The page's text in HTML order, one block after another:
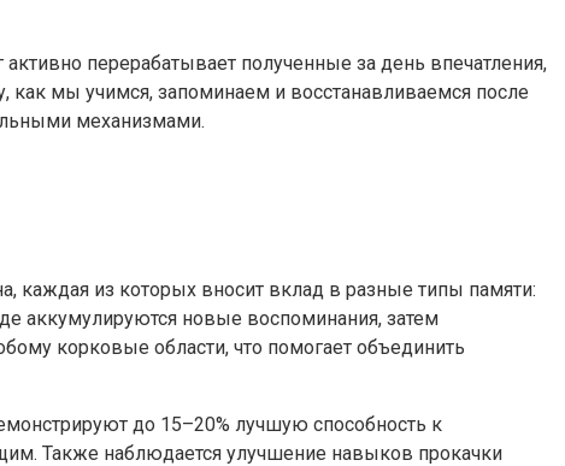
перерабатывает полученные за день впечатления,
как мы учимся, запоминаем и восстанавливаемся после
механизмами.
каждая из которых вносит вклад в разные типы памяти:
аккумулируются новые воспоминания, затем
корковые области, что помогает объединить
до 15–20% лучшую способность к
Также наблюдается улучшение навыков прокачки